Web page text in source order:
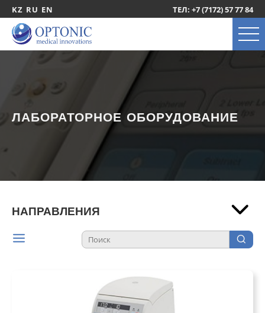
KZ RU EN ТЕЛ: +7 (7172) 57 77 84
ЛАБОРАТОРНОЕ ОБОРУДОВАНИЕ
НАПРАВЛЕНИЯ